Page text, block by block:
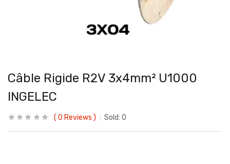
Câble Rigide R2V 3x4mm² U1000
INGELEC
0 Reviews Sold: 0